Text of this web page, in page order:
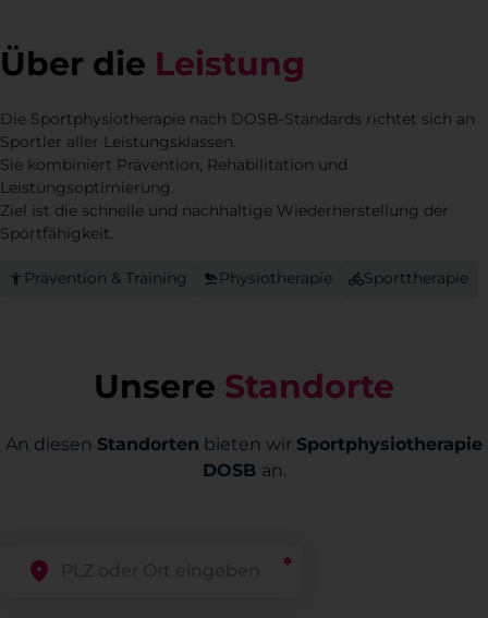
Über die Leistung
Die Sportphysiotherapie nach DOSB-Standards richtet sich an
Sportler aller Leistungsklassen.
Sie kombiniert Prävention, Rehabilitation und
Leistungsoptimierung.
Ziel ist die schnelle und nachhaltige Wiederherstellung der
Sportfähigkeit.
Prävention & Training Physiotherapie Sporttherapie
Unsere Standorte
An diesen Standorten bieten wir Sportphysiotherapie
DOSB an.
*